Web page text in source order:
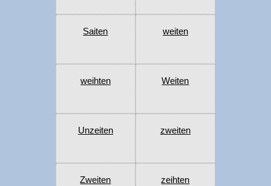
Saiten weiten
weihten Weiten
Unzeiten zweiten
Zweiten zeihten